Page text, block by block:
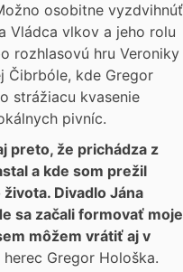
osobitne vyzdvihnúť
Vládca vlkov a jeho rolu
rozhlasovú hru Veroniky
Čibrbóle, kde Gregor
strážiacu kvasenie
pivníc.
preto, že prichádza z
a kde som prežil
Divadlo Jána
sa začali formovať moje
môžem vrátiť aj v
Gregor Hološka.